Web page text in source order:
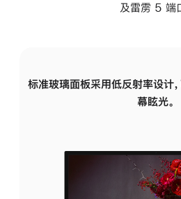
及雷雳 5 端
标准玻璃面板采用低反射率设计
幕眩光。